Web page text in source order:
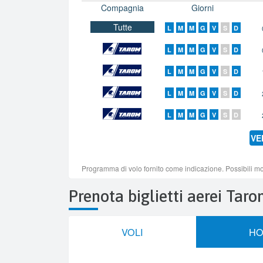
Prenota biglietti aerei